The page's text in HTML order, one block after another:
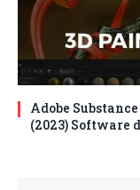
Adobe
(2023) Software